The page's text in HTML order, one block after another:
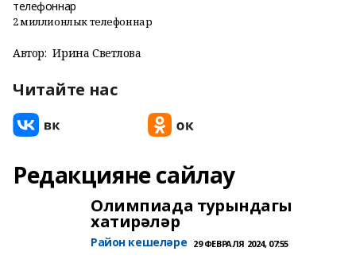
2 миллионлык телефоннар
Автор: Ирина Светлова
Читайте нас
Редакцияне сайлау
Олимпиада турындагы
хатирәләр
Район кешеләре 29 ФЕВРАЛЯ 2024, 07:55